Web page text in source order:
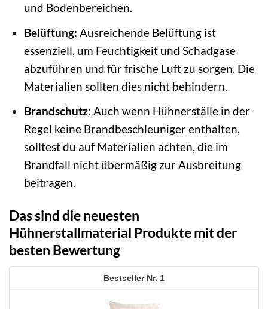
und Bodenbereichen.
Belüftung: Ausreichende Belüftung ist
essenziell, um Feuchtigkeit und Schadgase
abzuführen und für frische Luft zu sorgen. Die
Materialien sollten dies nicht behindern.
Brandschutz: Auch wenn Hühnerställe in der
Regel keine Brandbeschleuniger enthalten,
solltest du auf Materialien achten, die im
Brandfall nicht übermäßig zur Ausbreitung
beitragen.
Das sind die neuesten
Hühnerstallmaterial Produkte mit der
besten Bewertung
1